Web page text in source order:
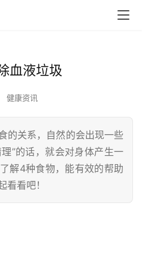
血液垃圾
健康资讯
的关系，自然的会出现一些
”的话，就会对身体产生一
解4种食物，能有效的帮助
看吧！